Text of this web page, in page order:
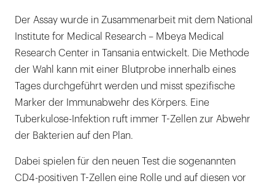
Der Assay wurde in Zusammenarbeit mit dem National
Institute for Medical Research – Mbeya Medical
Research Center in Tansania entwickelt. Die Methode
der Wahl kann mit einer Blutprobe innerhalb eines
Tages durchgeführt werden und misst spezifische
Marker der Immunabwehr des Körpers. Eine
Tuberkulose-Infektion ruft immer T-Zellen zur Abwehr
der Bakterien auf den Plan.
Dabei spielen für den neuen Test die sogenannten
CD4-positiven T-Zellen eine Rolle und auf diesen vor